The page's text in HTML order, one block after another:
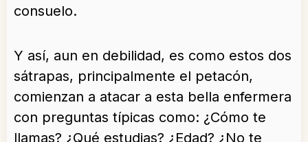
consuelo.
Y así, aun en debilidad, es como estos dos
sátrapas, principalmente el petacón,
comienzan a atacar a esta bella enfermera
con preguntas típicas como: ¿Cómo te
llamas? ¿Qué estudias? ¿Edad? ¿No te